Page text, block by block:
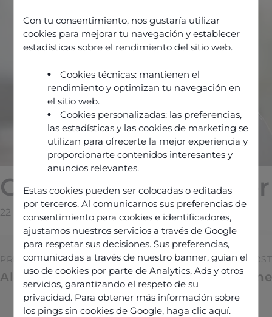
Con tu consentimiento, nos gustaría utilizar
cookies para mejorar tu navegación y establecer
estadísticas sobre el rendimiento del sitio web.
Cookies técnicas: mantienen el
rendimiento y optimizan tu navegación en
el sitio web.
Cookies personalizadas: las preferencias,
las estadísticas y las cookies de marketing se
utilizan para ofrecerte la mejor experiencia y
proporcionarte contenidos interesantes y
anuncios relevantes.
Estas cookies pueden ser colocadas o editadas
por terceros. Al comunicarnos sus preferencias de
consentimiento para cookies e identificadores,
ajustamos nuestros servicios a través de Google
para respetar sus decisiones. Sus preferencias,
comunicadas a través de nuestro banner, guían el
uso de cookies por parte de Analytics, Ads y otros
servicios, garantizando el respeto de su
privacidad. Para obtener más información sobre
los pings sin cookies de Google, haga clic aquí.
Guillaume Schwoerer
22 Février 2026 By Manuel@galadrim.fr
PREVIOUS POST
Alexandre Prévost
NEXT POST
Jean-Luc Antoine